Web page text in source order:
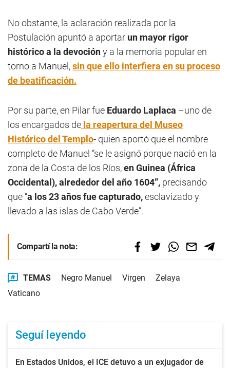
No obstante, la aclaración realizada por la
Postulación apuntó a aportar un mayor rigor
histórico a la devocióny a la memoria popular en
torno a Manuel,sin que ello interfiera en su proceso
de beatificación.
Por su parte, en Pilar fue Eduardo Laplaca –uno de
los encargados de la reapertura del Museo
Histórico del Templo- quien aportó que el nombre
completo de Manuel “se le asignó porque nació en la
zona de la Costa de los Ríos,en Guinea (África
Occidental), alrededor del año 1604”, precisando
que “a los 23 años fue capturado,esclavizado y
llevado a las islas de Cabo Verde”.
Compartí la nota:
TEMAS Negro Manuel Virgen
Zelaya
Vaticano
Seguí leyendo
En Estados Unidos, el ICE detuvo a un exjugador de